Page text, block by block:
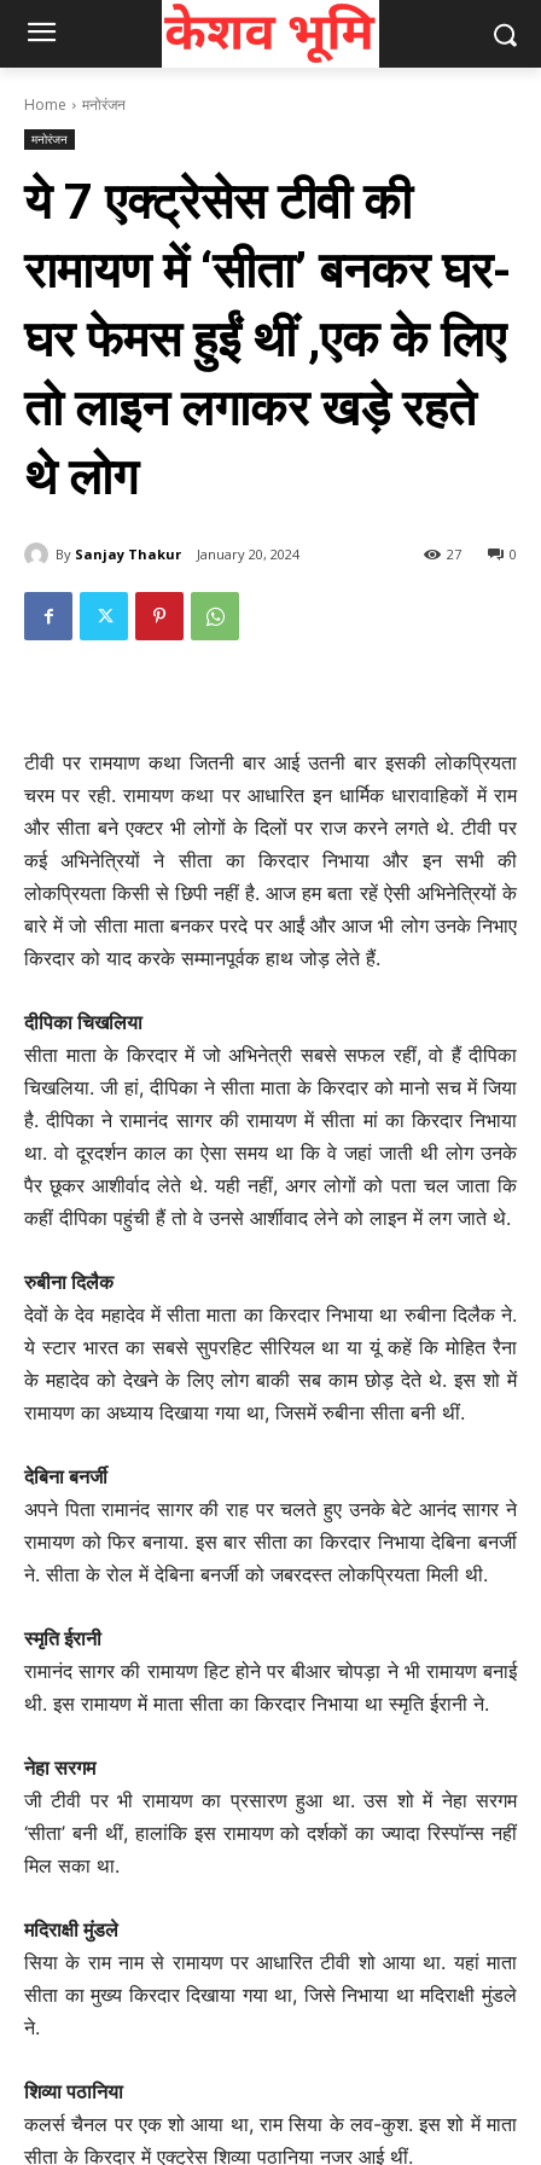
Home मनोरंजन
मनोरंजन
ये 7 एक्ट्रेसेस टीवी की
रामायण में ‘सीता’ बनकर घर-
घर फेमस हुईं थीं ,एक के लिए
तो लाइन लगाकर खड़े रहते
थे लोग
By Sanjay Thakur January 20, 2024 0
27
टीवी पर रामयाण कथा जितनी बार आई उतनी बार इसकी लोकप्रियता
चरम पर रही. रामायण कथा पर आधारित इन धार्मिक धारावाहिकों में राम
और सीता बने एक्टर भी लोगों के दिलों पर राज करने लगते थे. टीवी पर
कई अभिनेत्रियों ने सीता का किरदार निभाया और इन सभी की
लोकप्रियता किसी से छिपी नहीं है. आज हम बता रहें ऐसी अभिनेत्रियों के
बारे में जो सीता माता बनकर परदे पर आईं और आज भी लोग उनके निभाए
किरदार को याद करके सम्मानपूर्वक हाथ जोड़ लेते हैं.
दीपिका चिखलिया
सीता माता के किरदार में जो अभिनेत्री सबसे सफल रहीं, वो हैं दीपिका
चिखलिया. जी हां, दीपिका ने सीता माता के किरदार को मानो सच में जिया
है. दीपिका ने रामानंद सागर की रामायण में सीता मां का किरदार निभाया
था. वो दूरदर्शन काल का ऐसा समय था कि वे जहां जाती थी लोग उनके
पैर छूकर आशीर्वाद लेते थे. यही नहीं, अगर लोगों को पता चल जाता कि
कहीं दीपिका पहुंची हैं तो वे उनसे आर्शीवाद लेने को लाइन में लग जाते थे.
रुबीना दिलैक
देवों के देव महादेव में सीता माता का किरदार निभाया था रुबीना दिलैक ने.
ये स्टार भारत का सबसे सुपरहिट सीरियल था या यूं कहें कि मोहित रैना
के महादेव को देखने के लिए लोग बाकी सब काम छोड़ देते थे. इस शो में
रामायण का अध्याय दिखाया गया था, जिसमें रुबीना सीता बनी थीं.
देबिना बनर्जी
अपने पिता रामानंद सागर की राह पर चलते हुए उनके बेटे आनंद सागर ने
रामायण को फिर बनाया. इस बार सीता का किरदार निभाया देबिना बनर्जी
ने. सीता के रोल में देबिना बनर्जी को जबरदस्त लोकप्रियता मिली थी.
स्मृति ईरानी
रामानंद सागर की रामायण हिट होने पर बीआर चोपड़ा ने भी रामायण बनाई
थी. इस रामायण में माता सीता का किरदार निभाया था स्मृति ईरानी ने.
नेहा सरगम
जी टीवी पर भी रामायण का प्रसारण हुआ था. उस शो में नेहा सरगम
‘सीता’ बनी थीं, हालांकि इस रामायण को दर्शकों का ज्यादा रिस्पॉन्स नहीं
मिल सका था.
मदिराक्षी मुंडले
सिया के राम नाम से रामायण पर आधारित टीवी शो आया था. यहां माता
सीता का मुख्य किरदार दिखाया गया था, जिसे निभाया था मदिराक्षी मुंडले
ने.
शिव्या पठानिया
कलर्स चैनल पर एक शो आया था, राम सिया के लव-कुश. इस शो में माता
सीता के किरदार में एक्ट्रेस शिव्या पठानिया नजर आई थीं.